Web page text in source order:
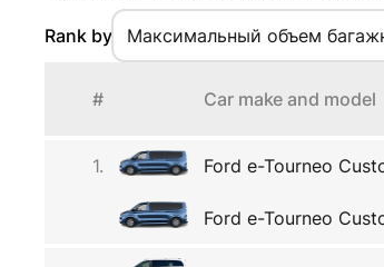
Rank by Максимальный объем
# Car make and model
1. Ford e-Tourneo
Ford e-Tourneo